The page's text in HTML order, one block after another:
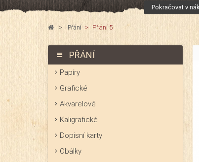
Pokračovat v
> Přání > Přání 5
PŘÁNÍ
Papíry
Grafické
Akvarelové
Kaligrafické
Dopisní karty
Obálky